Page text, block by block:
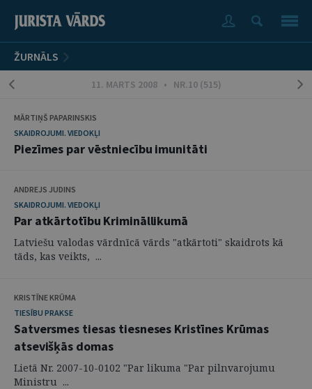
ŽURNĀLS
11. MARTS 2008 • NR.10 (515)
MĀRTIŅŠ PAPARINSKIS
SKAIDROJUMI. VIEDOKĻI
Piezīmes par vēstniecību imunitāti
ANDREJS JUDINS
SKAIDROJUMI. VIEDOKĻI
Par atkārtotību Krimināllikumā
Latviešu valodas vārdnīcā vārds "atkārtoti" skaidrots kā
tāds, kas veikts, ...
KRISTĪNE KRŪMA
TIESĪBU PRAKSE
Satversmes tiesas tiesneses Kristīnes Krūmas
atsevišķās domas
Lietā Nr. 2007-10-0102 "Par likuma "Par pilnvarojumu
Ministru ...